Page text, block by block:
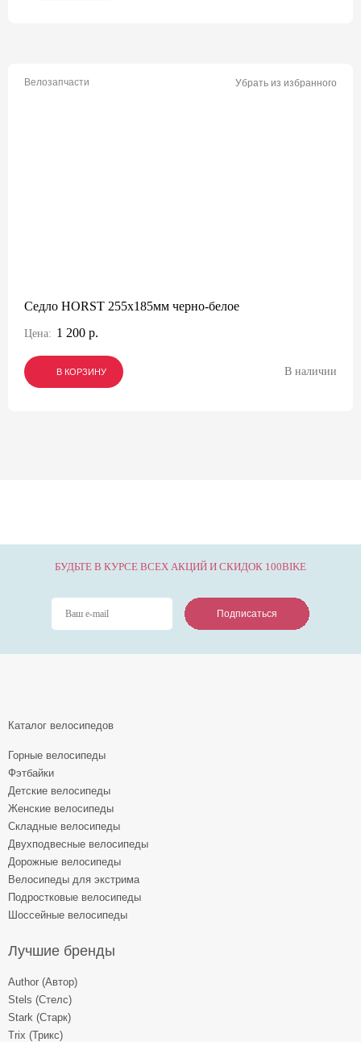
Велозапчасти Убрать из избранного
Седло HORST 255x185мм черно-белое
Цена: 1 200 р.
В КОРЗИНУ
В КОРЗИНУ
В КОРЗИНУ В наличии
БУДЬТЕ В КУРСЕ ВСЕХ АКЦИЙ И СКИДОК 100BIKE
Подписаться
Подписаться
Подписаться
Каталог велосипедов
Горные велосипеды
Фэтбайки
Детские велосипеды
Женские велосипеды
Складные велосипеды
Двухподвесные велосипеды
Дорожные велосипеды
Велосипеды для экстрима
Подростковые велосипеды
Шоссейные велосипеды
Лучшие бренды
Author (Автор)
Stels (Стелс)
Stark (Старк)
Trix (Трикс)